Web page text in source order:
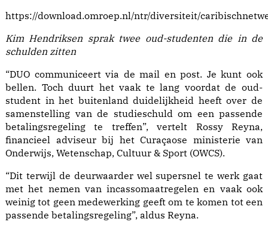
https://download.omroep.nl/ntr/diversiteit/
Kim Hendriksen sprak twee oud-studenten die in de
schulden zitten
“DUO communiceert via de mail en post. Je kunt ook
bellen. Toch duurt het vaak te lang voordat de oud-
student in het buitenland duidelijkheid heeft over de
samenstelling van de studieschuld om een passende
betalingsregeling te treffen”, vertelt Rossy Reyna,
financieel adviseur bij het Curaçaose ministerie van
Onderwijs, Wetenschap, Cultuur & Sport (OWCS).
“Dit terwijl de deurwaarder wel supersnel te werk gaat
met het nemen van incassomaatregelen en vaak ook
weinig tot geen medewerking geeft om te komen tot een
passende betalingsregeling”, aldus Reyna.